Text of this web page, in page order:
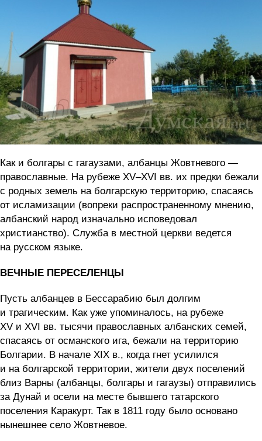
Как и болгары с гагаузами, албанцы Жовтневого —
православные. На рубеже XV–XVI вв. их предки бежали
с родных земель на болгарскую территорию, спасаясь
от исламизации (вопреки распространенному мнению,
албанский народ изначально исповедовал
христианство). Служба в местной церкви ведется
на русском языке.
ВЕЧНЫЕ ПЕРЕСЕЛЕНЦЫ
Пусть албанцев в Бессарабию был долгим
и трагическим. Как уже упоминалось, на рубеже
XV и XVI вв. тысячи православных албанских семей,
спасаясь от османского ига, бежали на территорию
Болгарии. В начале XIX в., когда гнет усилился
и на болгарской территории, жители двух поселений
близ Варны (албанцы, болгары и гагаузы) отправились
за Дунай и осели на месте бывшего татарского
поселения Каракурт. Так в 1811 году было основано
нынешнее село Жовтневое.